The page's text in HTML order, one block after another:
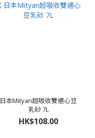
日本Mityan超吸收雙通心豆
乳砂 7L
HK$108.00